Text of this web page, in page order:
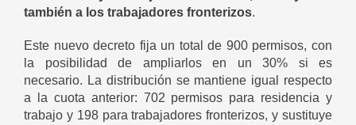
también a los trabajadores fronterizos.
Este nuevo decreto fija un total de 900 permisos, con
la posibilidad de ampliarlos en un 30% si es
necesario. La distribución se mantiene igual respecto
a la cuota anterior: 702 permisos para residencia y
trabajo y 198 para trabajadores fronterizos, y sustituye